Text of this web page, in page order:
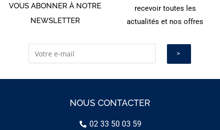
VOUS ABONNER À NOTRE
NEWSLETTER
recevoir toutes les
actualités et nos offres
NOUS CONTACTER
02 33 50 03 59